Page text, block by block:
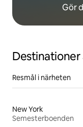
Gör
Resmål i närheten
New York
Semesterboenden